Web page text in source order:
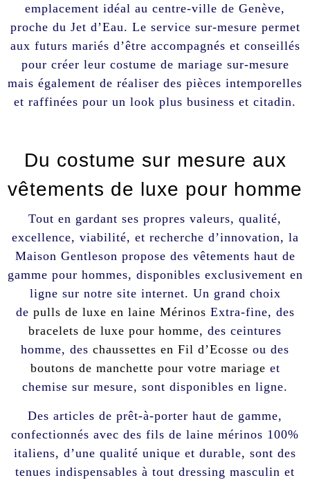
emplacement idéal au centre-ville de Genève,
proche du Jet d’Eau. Le service sur-mesure permet
aux futurs mariés d’être accompagnés et conseillés
pour créer leur costume de mariage sur-mesure
mais également de réaliser des pièces intemporelles
et raffinées pour un look plus business et citadin.
Du costume sur mesure aux
vêtements de luxe pour homme
Tout en gardant ses propres valeurs, qualité,
excellence, viabilité, et recherche d’innovation, la
Maison Gentleson propose des vêtements haut de
gamme pour hommes, disponibles exclusivement en
ligne sur notre site internet. Un grand choix
de pulls de luxe en laine Mérinos Extra-fine, des
bracelets de luxe pour homme, des ceintures
homme, des chaussettes en Fil d’Ecosse ou des
boutons de manchette pour votre mariage et
chemise sur mesure, sont disponibles en ligne.
Des articles de prêt-à-porter haut de gamme,
confectionnés avec des fils de laine mérinos 100%
italiens, d’une qualité unique et durable, sont des
tenues indispensables à tout dressing masculin et